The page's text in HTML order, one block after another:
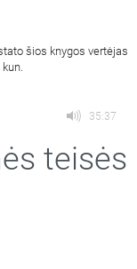
šios knygos vertėjas
35:37
teisės